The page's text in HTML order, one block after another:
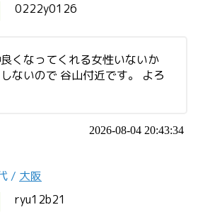
0222y0126
くなってくれる女性いないか
ないので 谷山付近です。 よろ
2026-08-04 20:43:34
/ 大阪
ryu12b21